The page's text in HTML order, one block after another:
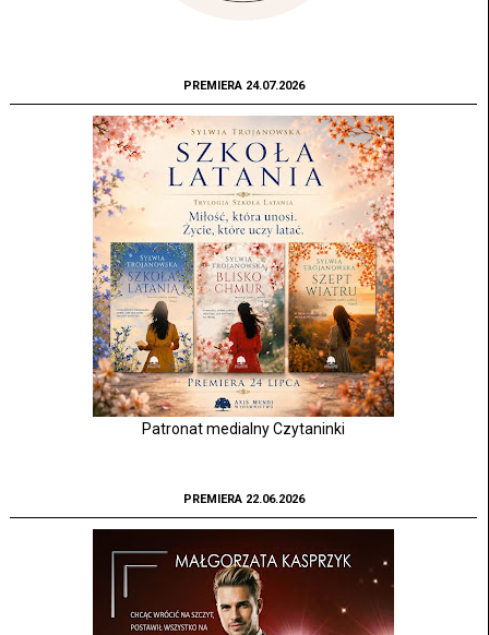
PREMIERA 24.07.2026
Patronat medialny Czytaninki
PREMIERA 22.06.2026